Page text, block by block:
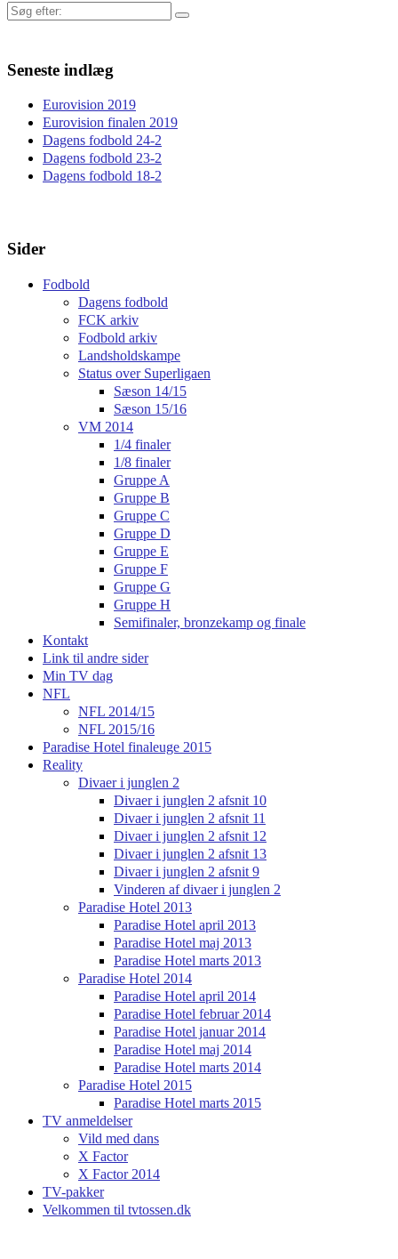
Søg
Seneste indlæg
Eurovision 2019
Eurovision finalen 2019
Dagens fodbold 24-2
Dagens fodbold 23-2
Dagens fodbold 18-2
Sider
Fodbold
Dagens fodbold
FCK arkiv
Fodbold arkiv
Landsholdskampe
Status over Superligaen
Sæson 14/15
Sæson 15/16
VM 2014
1/4 finaler
1/8 finaler
Gruppe A
Gruppe B
Gruppe C
Gruppe D
Gruppe E
Gruppe F
Gruppe G
Gruppe H
Semifinaler, bronzekamp og finale
Kontakt
Link til andre sider
Min TV dag
NFL
NFL 2014/15
NFL 2015/16
Paradise Hotel finaleuge 2015
Reality
Divaer i junglen 2
Divaer i junglen 2 afsnit 10
Divaer i junglen 2 afsnit 11
Divaer i junglen 2 afsnit 12
Divaer i junglen 2 afsnit 13
Divaer i junglen 2 afsnit 9
Vinderen af divaer i junglen 2
Paradise Hotel 2013
Paradise Hotel april 2013
Paradise Hotel maj 2013
Paradise Hotel marts 2013
Paradise Hotel 2014
Paradise Hotel april 2014
Paradise Hotel februar 2014
Paradise Hotel januar 2014
Paradise Hotel maj 2014
Paradise Hotel marts 2014
Paradise Hotel 2015
Paradise Hotel marts 2015
TV anmeldelser
Vild med dans
X Factor
X Factor 2014
TV-pakker
Velkommen til tvtossen.dk